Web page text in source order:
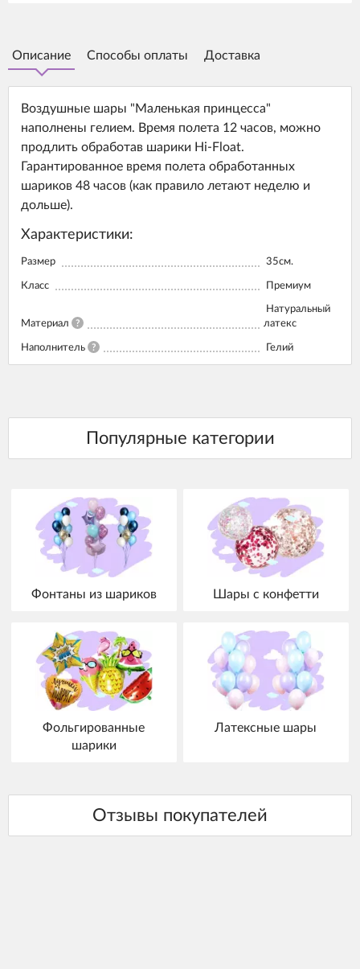
Описание Способы оплаты Доставка
Воздушные шары "Маленькая принцесса"
наполнены гелием. Время полета 12 часов, можно
продлить обработав шарики Hi-Float.
Гарантированное время полета обработанных
шариков 48 часов (как правило летают неделю и
дольше).
Характеристики:
Размер 35см.
Класс Премиум
Материал ?
Натуральный
латекс
Наполнитель ? Гелий
Фонтаны из шариков Шары с конфетти
Фольгированные
шарики
Латексные шары